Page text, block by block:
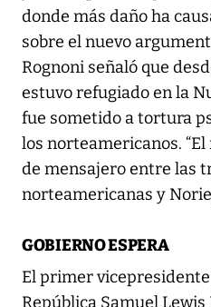
donde más daño ha
sobre el nuevo
Rognoni señaló que
estuvo refugiado en la
fue sometido a tortura
los norteamericanos.
de mensajero entre las
norteamericanas y
GOBIERNO ESPERA
El primer
República Samuel